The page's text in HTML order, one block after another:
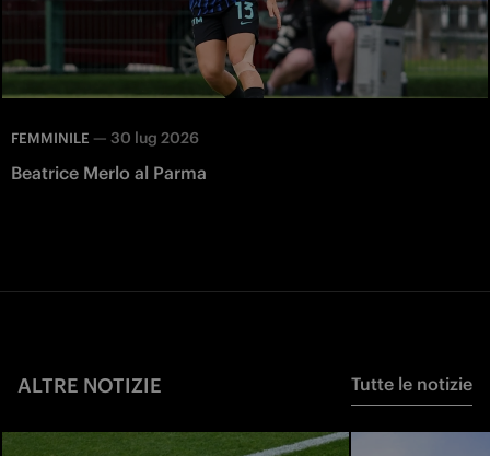
FEMMINILE — 30 lug 2026
Beatrice Merlo al Parma
ALTRE NOTIZIE Tutte le notizie